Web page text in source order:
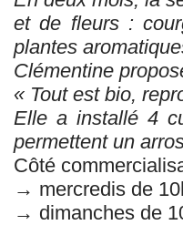
et de fleurs :
plantes
Clémentine
« Tout est bio,
Elle a installé 4
permettent un
Côté
→ mercredis de
→ dimanches de